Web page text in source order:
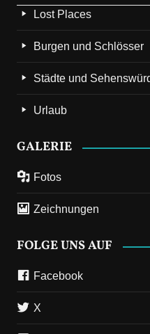
Lost Places
Burgen und Schlösser
Städte und
Urlaub
GALERIE
Fotos
Zeichnungen
FOLGE UNS AUF
Facebook
X